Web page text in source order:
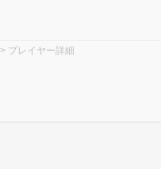
> プレイヤー詳細